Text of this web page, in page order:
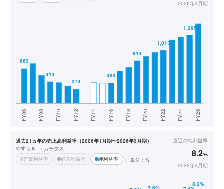
2026年3月期
過去21ヵ年の売上高利益率（2006年1月期〜2026年3月期）
やすらぎ → カチタス
営業利益率
経常利益率 純利益率 単位：%
直近の純利益率
8.2%
2026年3月期